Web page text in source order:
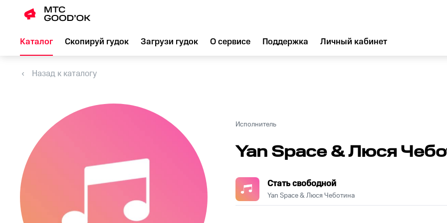
Каталог Скопируй гудок Загрузи гудок О сервисе Поддержка Личный кабинет
Назад к каталогу
Исполнитель
Yan Space & Люся
Стать свободной
Yan Space & Люся Чеботина